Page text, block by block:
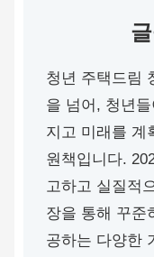
청년 주택드림
을 넘어, 청년
지고 미래를 계
원책입니다.
고하고 실질적
장을 통해 꾸준
공하는 다양한